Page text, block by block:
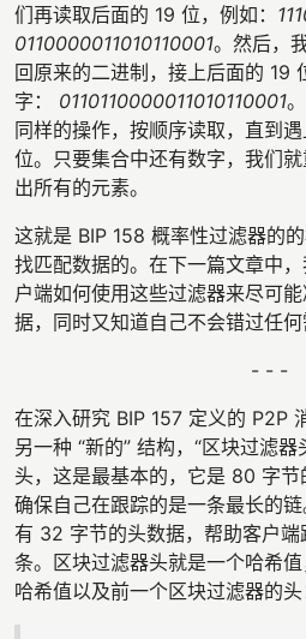
们再读取后面的 19 位，例如：
0110000011010110001。然后，
回原来的二进制，接上后面的 19
字： 0110110000011010110001
同样的操作，按顺序读取，直到
位。只要集合中还有数字，我们
出所有的元素。
这就是 BIP 158 概率性过滤器的
找匹配数据的。在下一篇文章中
户端如何使用这些过滤器来尽可
据，同时又知道自己不会错过任何
- - -
在深入研究 BIP 157 定义的 P2P
另一种 “新的” 结构，“区块过滤
头，这是最基本的，它是 80 字
确保自己在跟踪的是一条最长的
有 32 字节的头数据，帮助客户
条。区块过滤器头就是一个哈希
哈希值以及前一个区块过滤器的头